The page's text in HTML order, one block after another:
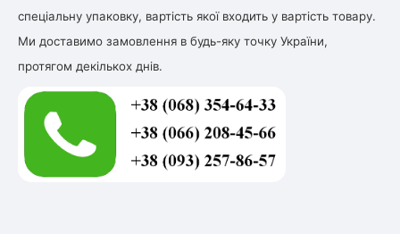
спеціальну упаковку, вартість якої входить у вартість товару.
Ми доставимо замовлення в будь-яку точку України,
протягом декількох днів.